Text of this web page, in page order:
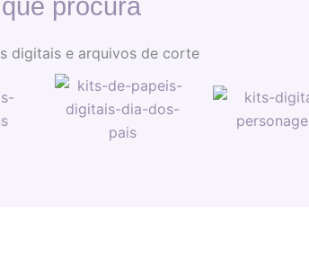
procura
digitais e arquivos de corte